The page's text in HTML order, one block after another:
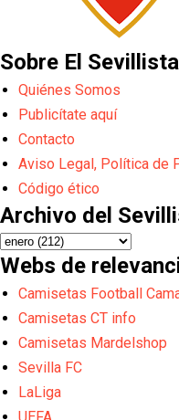
Sobre El Sevillista
Quiénes Somos
Publicítate aquí
Contacto
Aviso Legal, Política de
Código ético
Archivo del
Webs de
Camisetas Football
Camisetas CT info
Camisetas Mardelshop
Sevilla FC
LaLiga